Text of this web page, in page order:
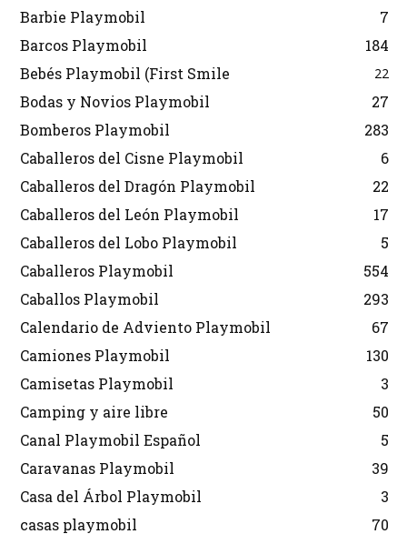
Barbie Playmobil
7
Barcos Playmobil
184
Bebés Playmobil (First Smile
22
Bodas y Novios Playmobil
27
Bomberos Playmobil
283
Caballeros del Cisne Playmobil
6
Caballeros del Dragón Playmobil
22
Caballeros del León Playmobil
17
Caballeros del Lobo Playmobil
5
Caballeros Playmobil
554
Caballos Playmobil
293
Calendario de Adviento Playmobil
67
Camiones Playmobil
130
Camisetas Playmobil
3
Camping y aire libre
50
Canal Playmobil Español
5
Caravanas Playmobil
39
Casa del Árbol Playmobil
3
casas playmobil
70